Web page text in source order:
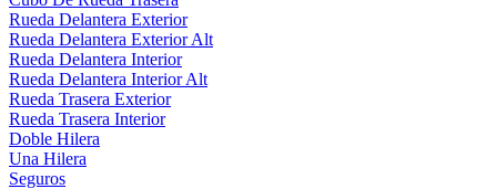
Rueda Delantera Exterior
Rueda Delantera Exterior Alt
Rueda Delantera Interior
Rueda Delantera Interior Alt
Rueda Trasera Exterior
Rueda Trasera Interior
Doble Hilera
Una Hilera
Seguros